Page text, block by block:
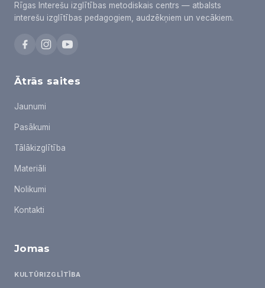
Rīgas Interešu izglītības metodiskais centrs — atbalsts
interešu izglītības pedagogiem, audzēkņiem un vecākiem.
Ātrās saites
Jaunumi
Pasākumi
Tālākizglītība
Materiāli
Nolikumi
Kontakti
Jomas
KULTŪRIZGLĪTĪBA